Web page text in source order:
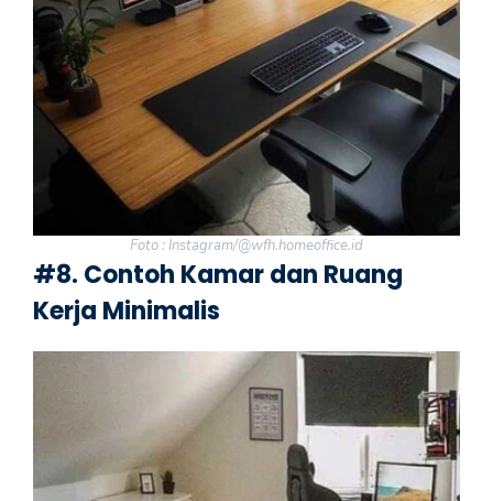
Foto : Instagram/@wfh.homeoffice.id
#8. Contoh Kamar dan Ruang
Kerja Minimalis